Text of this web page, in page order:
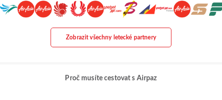
Zobrazit všechny letecké partnery
Proč musíte cestovat s Airpaz